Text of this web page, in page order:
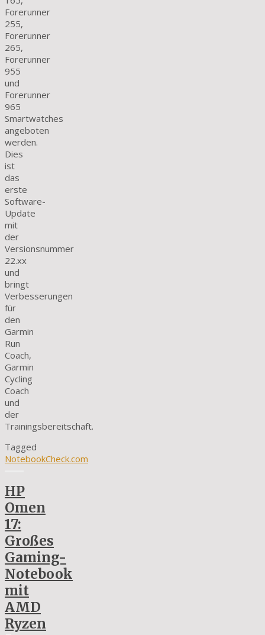
Forerunner
255,
Forerunner
265,
Forerunner
955
und
Forerunner
965
Smartwatches
angeboten
werden.
Dies
ist
das
erste
Software-
Update
mit
der
Versionsnummer
22.xx
und
bringt
Verbesserungen
für
den
Garmin
Run
Coach,
Garmin
Cycling
Coach
und
der
Trainingsbereitschaft.
Tagged
NotebookCheck.com
HP
Omen
17:
Großes
Gaming-
Notebook
mit
AMD
Ryzen